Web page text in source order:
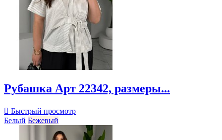
Рубашка Арт 22342, размеры...
 Быстрый просмотр
Белый Бежевый